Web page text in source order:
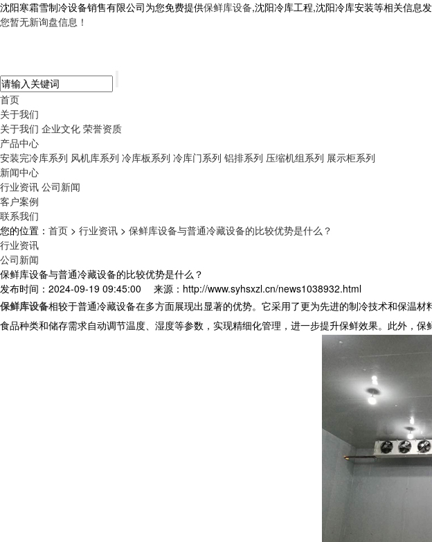
沈阳寒霜雪制冷设备销售有限公司为您免费提供保鲜库设备,沈阳冷库工程,沈阳冷库安装等相关信息
您暂无新询盘信息！
首页
关于我们
关于我们 企业文化 荣誉资质
产品中心
安装完冷库系列 风机库系列 冷库板系列 冷库门系列 铝排系列 压缩机组系列 展示柜系列
新闻中心
行业资讯 公司新闻
客户案例
联系我们
您的位置： 首页 > 行业资讯 > 保鲜库设备与普通冷藏设备的比较优势是什么？
行业资讯
公司新闻
保鲜库设备与普通冷藏设备的比较优势是什么？
发布时间：2024-09-19 09:45:00
来源：http://www.syhsxzl.cn/news1038932.html
保鲜库设备相较于普通冷藏设备在多方面展现出显著的优势。它采用了更为先进的制冷技术和保温
食品种类和储存需求自动调节温度、湿度等参数，实现精细化管理，进一步提升保鲜效果。此外，